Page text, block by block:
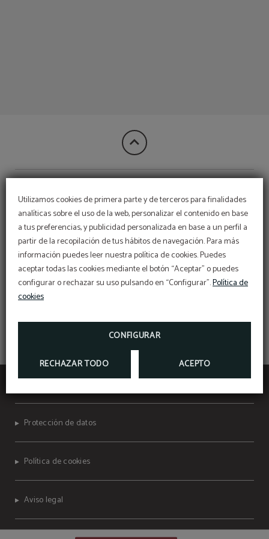
Utilizamos cookies de primera parte y de terceros para finalidades
analíticas sobre el uso de la web, personalizar el contenido en base
a tus preferencias, y publicidad personalizada en base a un perfil a
partir de la recopilación de tus hábitos de navegación. Para más
información puedes leer nuestra política de cookies. Puedes
aceptar todas las cookies mediante el botón “Aceptar” o puedes
configurar o rechazar su uso pulsando en “Configurar”.Política de
cookies
CONFIGURAR
RECHAZAR TODO ACEPTO
OPINIONES
SERVICIOS
Espahotel Plaza España
Protección de datos
Política de cookies
Aviso legal